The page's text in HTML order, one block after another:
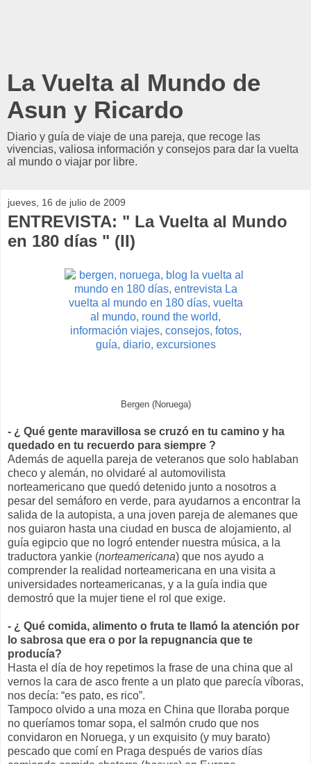
La Vuelta al Mundo de
Asun y Ricardo
Diario y guía de viaje de una pareja, que recoge las
vivencias, valiosa información y consejos para dar la vuelta
al mundo o viajar por libre.
jueves, 16 de julio de 2009
ENTREVISTA: " La Vuelta al Mundo
en 180 días " (II)
Bergen (Noruega)
- ¿ Qué gente maravillosa se cruzó en tu camino y ha
quedado en tu recuerdo para siempre ?
Además de aquella pareja de veteranos que solo hablaban
checo y alemán, no olvidaré al automovilista
norteamericano que quedó detenido junto a nosotros a
pesar del semáforo en verde, para ayudarnos a encontrar la
salida de la autopista, a una joven pareja de alemanes que
nos guiaron hasta una ciudad en busca de alojamiento, al
guía egipcio que no logró entender nuestra música, a la
traductora yankie (norteamericana) que nos ayudo a
comprender la realidad norteamericana en una visita a
universidades norteamericanas, y a la guía india que
demostró que la mujer tiene el rol que exige.
- ¿ Qué comida, alimento o fruta te llamó la atención por
lo sabrosa que era o por la repugnancia que te
producía?
Hasta el día de hoy repetimos la frase de una china que al
vernos la cara de asco frente a un plato que parecía víboras,
nos decía: “es pato, es rico”.
Tampoco olvido a una moza en China que lloraba porque
no queríamos tomar sopa, el salmón crudo que nos
convidaron en Noruega, y un exquisito (y muy barato)
pescado que comí en Praga después de varios días